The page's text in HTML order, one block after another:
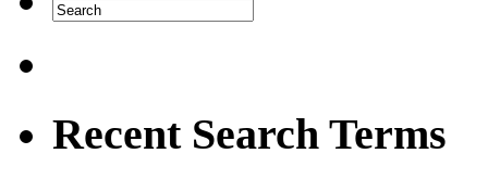
Recent Search Terms